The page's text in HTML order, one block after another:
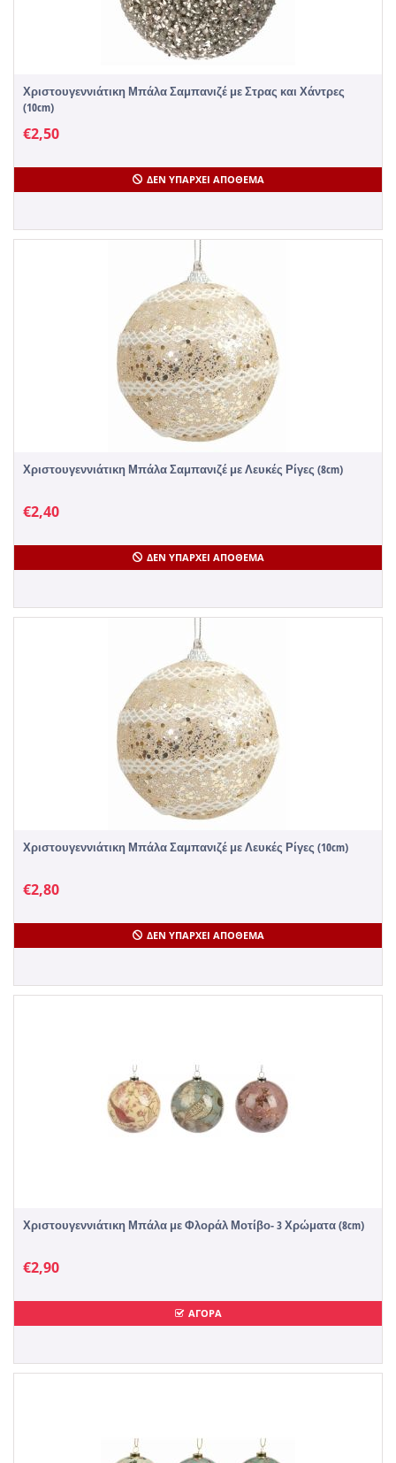
Χριστουγεννιάτικη Μπάλα Σαμπανιζέ με Στρας και Χάντρες
(10cm)
€2,50
ΔΕΝ ΥΠΆΡΧΕΙ ΑΠΌΘΕΜΑ
Χριστουγεννιάτικη Μπάλα Σαμπανιζέ με Λευκές Ρίγες (8cm)
€2,40
ΔΕΝ ΥΠΆΡΧΕΙ ΑΠΌΘΕΜΑ
Χριστουγεννιάτικη Μπάλα Σαμπανιζέ με Λευκές Ρίγες (10cm)
€2,80
ΔΕΝ ΥΠΆΡΧΕΙ ΑΠΌΘΕΜΑ
Χριστουγεννιάτικη Μπάλα με Φλοράλ Μοτίβο- 3 Χρώματα (8cm)
€2,90
ΑΓΟΡΑ